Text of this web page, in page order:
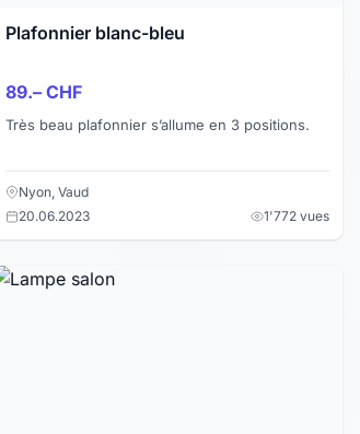
Plafonnier blanc-bleu
89.– CHF
Très beau plafonnier s’allume en 3 positions.
Nyon, Vaud
20.06.2023
1'772 vues